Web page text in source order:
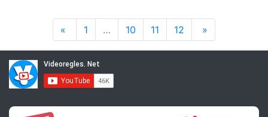
« 1 … 10 11 12 »